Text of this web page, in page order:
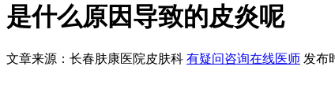
是什么原因导致的皮炎呢
文章来源：长春肤康医院皮肤科 有疑问咨询在线医师 发布